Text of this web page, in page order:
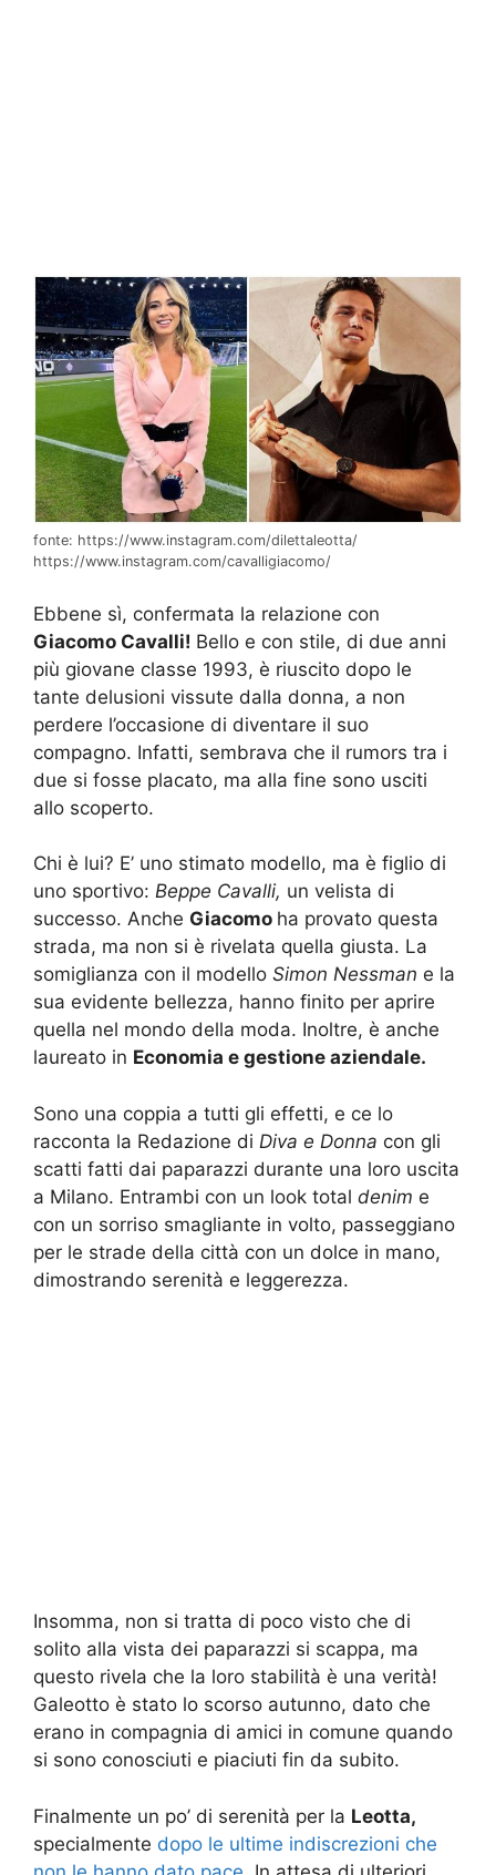
fonte: https://www.instagram.com/dilettaleotta/
https://www.instagram.com/cavalligiacomo/
Ebbene sì, confermata la relazione con
Giacomo Cavalli! Bello e con stile, di due anni
più giovane classe 1993, è riuscito dopo le
tante delusioni vissute dalla donna, a non
perdere l’occasione di diventare il suo
compagno. Infatti, sembrava che il rumors tra i
due si fosse placato, ma alla fine sono usciti
allo scoperto.
Chi è lui? E’ uno stimato modello, ma è figlio di
uno sportivo: Beppe Cavalli, un velista di
successo. Anche Giacomo ha provato questa
strada, ma non si è rivelata quella giusta. La
somiglianza con il modello Simon Nessman e la
sua evidente bellezza, hanno finito per aprire
quella nel mondo della moda. Inoltre, è anche
laureato in Economia e gestione aziendale.
Sono una coppia a tutti gli effetti, e ce lo
racconta la Redazione di Diva e Donna con gli
scatti fatti dai paparazzi durante una loro uscita
a Milano. Entrambi con un look total denim e
con un sorriso smagliante in volto, passeggiano
per le strade della città con un dolce in mano,
dimostrando serenità e leggerezza.
Insomma, non si tratta di poco visto che di
solito alla vista dei paparazzi si scappa, ma
questo rivela che la loro stabilità è una verità!
Galeotto è stato lo scorso autunno, dato che
erano in compagnia di amici in comune quando
si sono conosciuti e piaciuti fin da subito.
Finalmente un po’ di serenità per la Leotta,
specialmente dopo le ultime indiscrezioni che